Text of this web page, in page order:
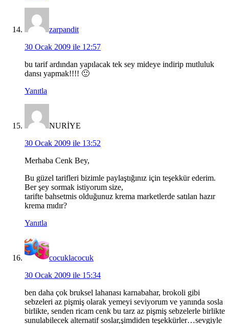
zarpandit
30 Ocak 2009 ile 12:57
bu tarif ardından yapılacak tek sey mideye indirip mutluluk
dansı yapmak!!!! 🙂
Yanıtla
NURİYE
30 Ocak 2009 ile 13:52
Merhaba Cenk Bey,
Bu güzel tarifleri bizimle paylaştığınız için teşekkür ederim.
Ber şey sormak istiyorum size,
tarifte bahsetmis olduğunuz krema marketlerde satılan hazır
krema mıdır?
Yanıtla
cocuklacocuk
30 Ocak 2009 ile 15:34
ben daha çok bruksel lahanası karnabahar, brokoli gibi
sebzeleri az pişmiş olarak yemeyi seviyorum ve yanında sosla
birlikte, senden ricam cenk bu tarz az pişmiş sebzelerle birlikte
sunulabilecek alternatif soslar,şimdiden teşekkürler…sevgiyle